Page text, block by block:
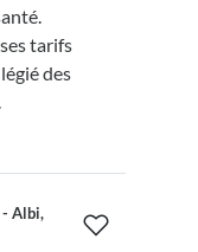
tarifs
des
- Albi,